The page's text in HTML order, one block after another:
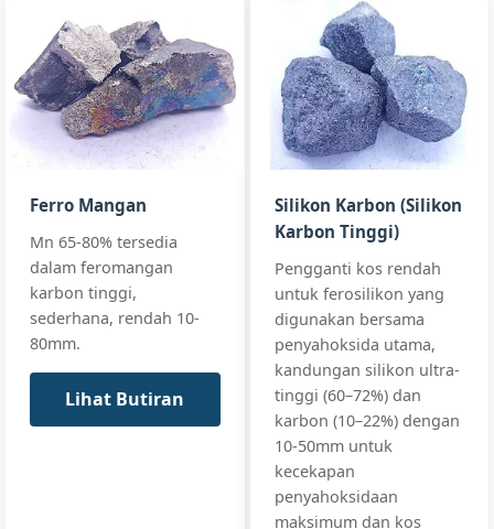
75%
FeSi75, FeSi75-
C0.1
Steel
Silicon
FeSi85, FeSi85-
C0.05
Si:
83-87%
≤0.05%
≤0.5%
+3 more
GB/T 2272-
ISO 5445:2020
All standards
High
Purity
76-79%
Al:
≤0.01%
C:
≤0.02%
+3 more
Premium
Spec
Custom
Specifications
Ferro Mangan
Mn 65-80% tersedia
dalam feromangan
karbon tinggi,
sederhana, rendah 10-
80mm.
Lihat Butiran
Silikon Karbon (Silikon
Karbon Tinggi)
Pengganti kos rendah
untuk ferosilikon yang
digunakan bersama
penyahoksida utama,
kandungan silikon ultra-
tinggi (60–72%) dan
karbon (10–22%) dengan
10-50mm untuk
kecekapan
penyahoksidaan
maksimum dan kos